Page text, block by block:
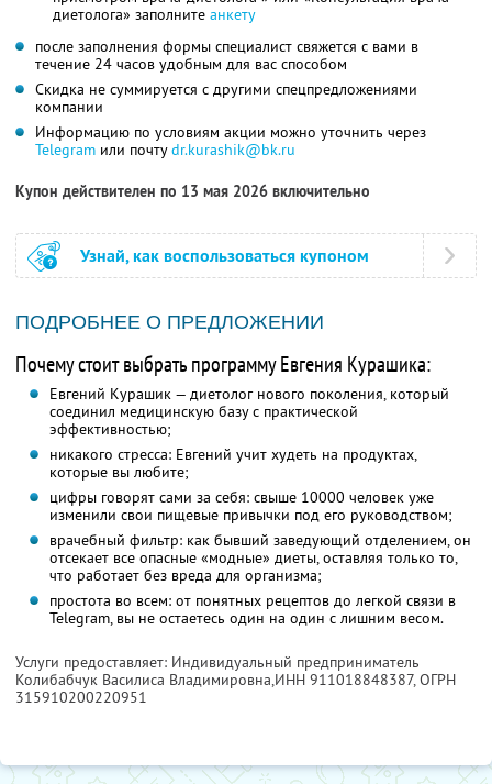
диетолога» заполните анкету
после заполнения формы специалист свяжется с вами в
течение 24 часов удобным для вас способом
Скидка не суммируется с другими спецпредложениями
компании
Информацию по условиям акции можно уточнить через
Telegram или почтуdr.kurashik@bk.ru
Купон действителен по 13 мая 2026 включительно
Узнай, как воспользоваться купоном
ПОДРОБНЕЕ О ПРЕДЛОЖЕНИИ
Почему стоит выбрать программу Евгения Курашика:
Евгений Курашик — диетолог нового поколения, который
соединил медицинскую базу с практической
эффективностью;
никакого стресса: Евгений учит худеть на продуктах,
которые вы любите;
цифры говорят сами за себя: свыше 10000 человек уже
изменили свои пищевые привычки под его руководством;
врачебный фильтр: как бывший заведующий отделением, он
отсекает все опасные «модные» диеты, оставляя только то,
что работает без вреда для организма;
простота во всем: от понятных рецептов до легкой связи в
Telegram, вы не остаетесь один на один с лишним весом.
Услуги предоставляет: Индивидуальный предприниматель
Колибабчук Василиса Владимировна,ИНН 911018848387, ОГРН
315910200220951